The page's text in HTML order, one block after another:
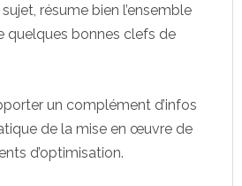
résume bien l’ensemble
quelques bonnes clefs de
un complément d’infos
de la mise en œuvre de
d’optimisation.